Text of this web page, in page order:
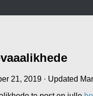
21, 2019 · Updated